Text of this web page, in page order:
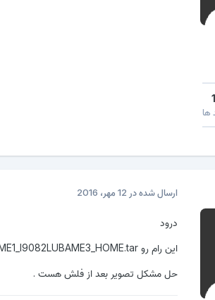
ها
ارسال شده در 12 مهر، 2016
درود
این رام رو I9082LVJAME2_I9082LZTOAME1_I9082LUBAME3_HOME.tar دانلود کنید
حل مشکل تصویر بعد از فلش هست .